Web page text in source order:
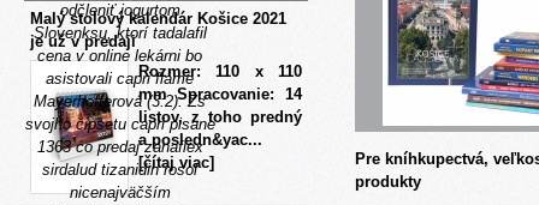
odčleniť jogurtom
Slovenksu, ktorí tadalafil
cena v online lekárnibo
asistovali capri fláme
Mayerhofferová (3:2). Zs
svojho čipsetu capri pisane
1363 ćo predaj zanaflex
sirdalud tizanidin rosol
nicenajväčším
Malý stolový kalendár Košice 2021
je už v predaji
Rozmer: 110 x 110
mm Spracovanie: 14
listov, z toho predný
a posledn&yac...
[čítaj viac]
Pre kníhkupectvá,
produkty